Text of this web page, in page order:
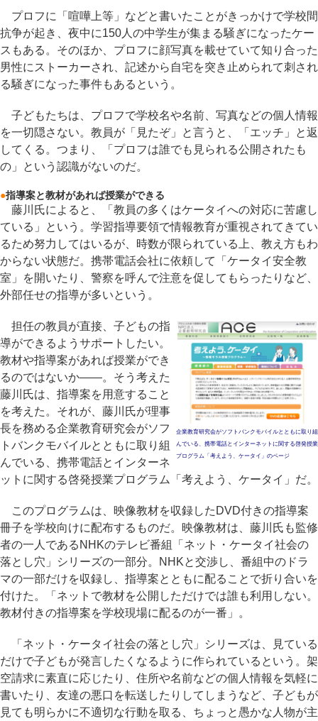
プロフに「喧嘩上等」などと書いたことがきっかけで学校間
抗争が起き、夜中に150人の中学生が集まる騒ぎになったケー
スもある。そのほか、プロフに顔写真を載せていて知り合った
男性にストーカーされ、記述から自宅を突き止められて刺され
る騒ぎになった事件もあるという。
子どもたちは、プロフで学校名や名前、写真などの個人情報
を一切隠さない。教員が「見たぞ」と言うと、「エッチ」と返
してくる。つまり、「プロフは誰でも見られる公開されたも
の」という認識がないのだ。
●指導案と教材があれば授業ができる
藤川氏によると、「教員の多くはケータイへの対応に苦慮し
ている」という。学習指導要領で情報教育が重視されてきてい
るため努力してはいるが、時数が限られている上、教え方もわ
からない状態だ。携帯電話会社に依頼して「ケータイ安全教
室」を開いたり、警察を呼んで注意を促してもらったりなど、
外部任せの指導が多いという。
企業教育研究会がソフトバンクモバイルとともに取り組
んでいる、携帯電話とインターネットに関する啓発授業
プログラム「考えよう、ケータイ」のページ
担任の教員が直接、子どもの指
導ができるようサポートしたい。
教材や指導案があれば授業ができ
るのではないか――。そう考えた
藤川氏は、指導案を用意すること
を考えた。それが、藤川氏が理事
長を務める企業教育研究会がソフ
トバンクモバイルとともに取り組
んでいる、携帯電話とインターネ
ットに関する啓発授業プログラム「考えよう、ケータイ」だ。
このプログラムは、映像教材を収録したDVD付きの指導案
冊子を学校向けに配布するものだ。映像教材は、藤川氏も監修
者の一人であるNHKのテレビ番組「ネット・ケータイ社会の
落とし穴」シリーズの一部分。NHKと交渉し、番組中のドラ
マの一部だけを収録し、指導案とともに配ることで折り合いを
付けた。「ネットで教材を公開しただけでは誰も利用しない。
教材付きの指導案を学校現場に配るのが一番」。
「ネット・ケータイ社会の落とし穴」シリーズは、見ている
だけで子どもが発言したくなるように作られているという。架
空請求に素直に応じたり、住所や名前などの個人情報を気軽に
書いたり、友達の悪口を転送したりしてしまうなど、子どもが
見ても明らかに不適切な行動を取る、ちょっと愚かな人物が主